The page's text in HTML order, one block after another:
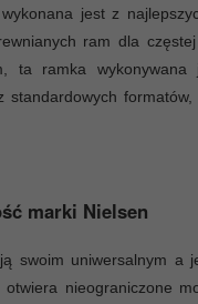
jest z
ram dla
ta ramka
marki Nielsen
swoim uniwersalnym a
nieograniczone